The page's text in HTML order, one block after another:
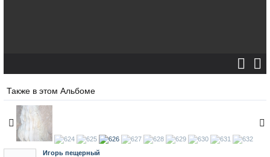
Также в этом Альбоме
Игорь пещерный